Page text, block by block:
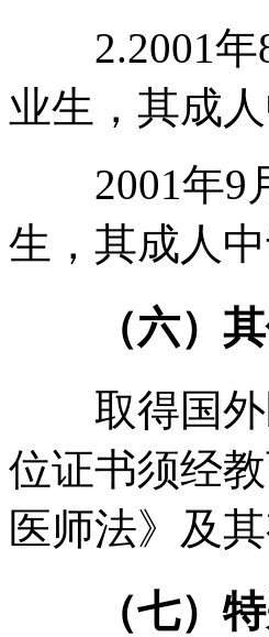
2.2001年8
业生，其成
2001年9月
生，其成人
（六）其
取得国外
位证书须经
医师法》及
（七）特